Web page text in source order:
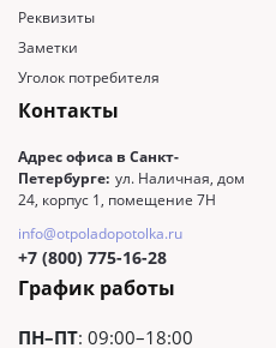
Реквизиты
Заметки
Уголок потребителя
Контакты
Адрес офиса в Санкт-
Петербурге: ул. Наличная, дом
24, корпус 1, помещение 7Н
info@otpoladopotolka.ru
+7 (800) 775-16-28
График работы
ПН–ПТ: 09:00–18:00